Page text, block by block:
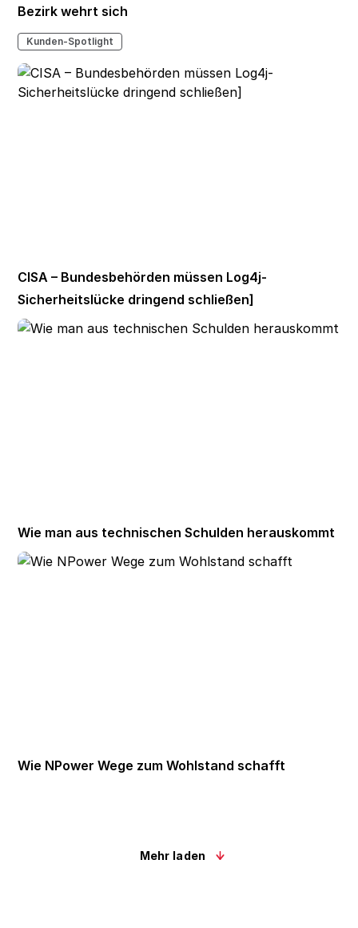
Bezirk wehrt sich
Kunden-Spotlight
CISA – Bundesbehörden müssen Log4j-
Sicherheitslücke dringend schließen]
Wie man aus technischen Schulden herauskommt
Wie NPower Wege zum Wohlstand schafft
Mehr laden